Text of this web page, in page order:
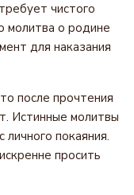
чистого
молитва о родине
для наказания
после прочтения
Истинные молитвы
покаяния.
просить